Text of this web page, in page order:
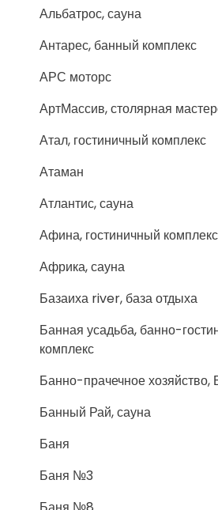
Альбатрос, сауна
Антарес, банный комплекс
АРС моторс
АртМассив, столярная
Атал, гостиничный комплекс
Атаман
Атлантис, сауна
Афина, гостиничный комплекс
Африка, сауна
Базаиха river, база отдыха
Банная усадьба, банно-
комплекс
Банно-прачечное
Банный Рай, сауна
Баня
Баня №3